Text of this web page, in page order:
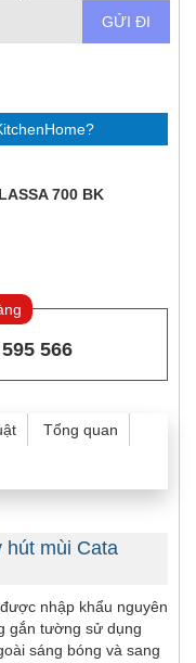
700 BK
566
Tổng quan
hút mùi Cata
nhập khẩu nguyên
gắn tường sử dụng
sáng bóng và sang